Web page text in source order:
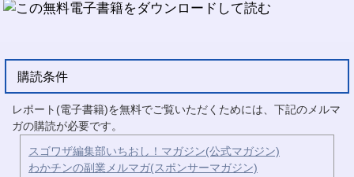
購読条件
レポート(電子書籍)を無料でご覧いただくためには、下記のメルマ
ガの購読が必要です。
スゴワザ編集部いちおし！マガジン(公式マガジン)
わかチンの副業メルマガ(スポンサーマガジン)